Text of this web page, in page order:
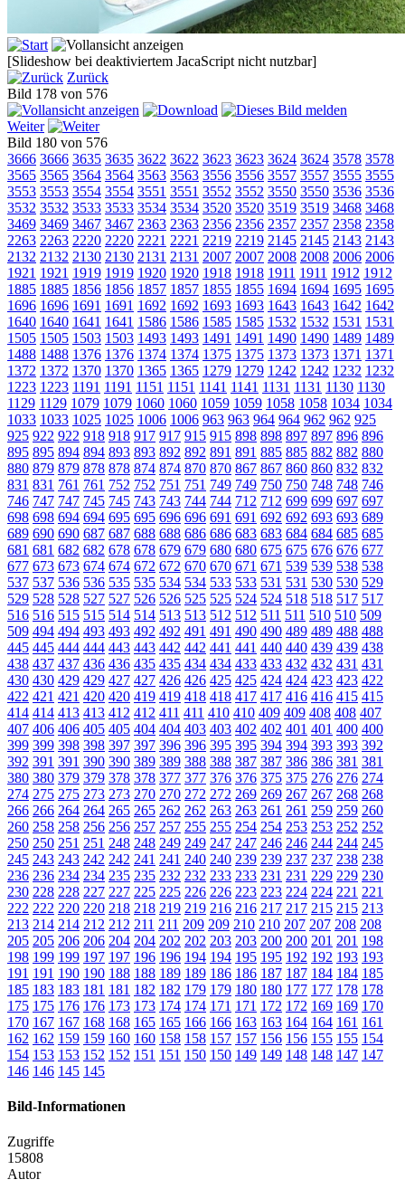
[Slideshow bei deaktiviertem JacaScript nicht nutzbar]
Zurück
Bild 178 von 576
Weiter
Bild 180 von 576
3666 3666 3635 3635 3622 3622 3623 3623 3624 3624 3578 3578
3565 3565 3564 3564 3563 3563 3556 3556 3557 3557 3555 3555
3553 3553 3554 3554 3551 3551 3552 3552 3550 3550 3536 3536
3532 3532 3533 3533 3534 3534 3520 3520 3519 3519 3468 3468
3469 3469 3467 3467 2363 2363 2356 2356 2357 2357 2358 2358
2263 2263 2220 2220 2221 2221 2219 2219 2145 2145 2143 2143
2132 2132 2130 2130 2131 2131 2007 2007 2008 2008 2006 2006
1921 1921 1919 1919 1920 1920 1918 1918 1911 1911 1912 1912
1885 1885 1856 1856 1857 1857 1855 1855 1694 1694 1695 1695
1696 1696 1691 1691 1692 1692 1693 1693 1643 1643 1642 1642
1640 1640 1641 1641 1586 1586 1585 1585 1532 1532 1531 1531
1505 1505 1503 1503 1493 1493 1491 1491 1490 1490 1489 1489
1488 1488 1376 1376 1374 1374 1375 1375 1373 1373 1371 1371
1372 1372 1370 1370 1365 1365 1279 1279 1242 1242 1232 1232
1223 1223 1191 1191 1151 1151 1141 1141 1131 1131 1130 1130
1129 1129 1079 1079 1060 1060 1059 1059 1058 1058 1034 1034
1033 1033 1025 1025 1006 1006 963 963 964 964 962 962 925
925 922 922 918 918 917 917 915 915 898 898 897 897 896 896
895 895 894 894 893 893 892 892 891 891 885 885 882 882 880
880 879 879 878 878 874 874 870 870 867 867 860 860 832 832
831 831 761 761 752 752 751 751 749 749 750 750 748 748 746
746 747 747 745 745 743 743 744 744 712 712 699 699 697 697
698 698 694 694 695 695 696 696 691 691 692 692 693 693 689
689 690 690 687 687 688 688 686 686 683 683 684 684 685 685
681 681 682 682 678 678 679 679 680 680 675 675 676 676 677
677 673 673 674 674 672 672 670 670 671 671 539 539 538 538
537 537 536 536 535 535 534 534 533 533 531 531 530 530 529
529 528 528 527 527 526 526 525 525 524 524 518 518 517 517
516 516 515 515 514 514 513 513 512 512 511 511 510 510 509
509 494 494 493 493 492 492 491 491 490 490 489 489 488 488
445 445 444 444 443 443 442 442 441 441 440 440 439 439 438
438 437 437 436 436 435 435 434 434 433 433 432 432 431 431
430 430 429 429 427 427 426 426 425 425 424 424 423 423 422
422 421 421 420 420 419 419 418 418 417 417 416 416 415 415
414 414 413 413 412 412 411 411 410 410 409 409 408 408 407
407 406 406 405 405 404 404 403 403 402 402 401 401 400 400
399 399 398 398 397 397 396 396 395 395 394 394 393 393 392
392 391 391 390 390 389 389 388 388 387 387 386 386 381 381
380 380 379 379 378 378 377 377 376 376 375 375 276 276 274
274 275 275 273 273 270 270 272 272 269 269 267 267 268 268
266 266 264 264 265 265 262 262 263 263 261 261 259 259 260
260 258 258 256 256 257 257 255 255 254 254 253 253 252 252
250 250 251 251 248 248 249 249 247 247 246 246 244 244 245
245 243 243 242 242 241 241 240 240 239 239 237 237 238 238
236 236 234 234 235 235 232 232 233 233 231 231 229 229 230
230 228 228 227 227 225 225 226 226 223 223 224 224 221 221
222 222 220 220 218 218 219 219 216 216 217 217 215 215 213
213 214 214 212 212 211 211 209 209 210 210 207 207 208 208
205 205 206 206 204 204 202 202 203 203 200 200 201 201 198
198 199 199 197 197 196 196 194 194 195 195 192 192 193 193
191 191 190 190 188 188 189 189 186 186 187 187 184 184 185
185 183 183 181 181 182 182 179 179 180 180 177 177 178 178
175 175 176 176 173 173 174 174 171 171 172 172 169 169 170
170 167 167 168 168 165 165 166 166 163 163 164 164 161 161
162 162 159 159 160 160 158 158 157 157 156 156 155 155 154
154 153 153 152 152 151 151 150 150 149 149 148 148 147 147
146 146 145 145
Bild-Informationen
Zugriffe
15808
Autor